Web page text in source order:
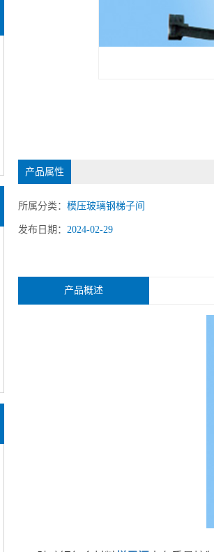
产品属性
所属分类：模压玻璃钢梯子间
发布日期：2024-02-29
产品概述